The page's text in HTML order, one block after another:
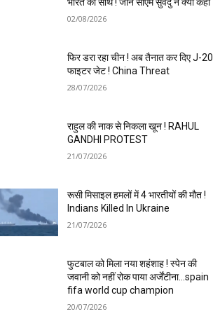
02/08/2026
फिर डरा रहा चीन ! अब तैनात कर दिए J-20
फाइटर जेट ! China Threat
28/07/2026
राहुल की नाक से निकला खून ! RAHUL
GANDHI PROTEST
21/07/2026
रूसी मिसाइल हमलों में 4 भारतीयों की मौत !
Indians Killed In Ukraine
21/07/2026
फुटबाल को मिला नया शहंशाह ! स्पेन की
जवानी को नहीं रोक पाया अर्जेंटीना…spain
fifa world cup champion
20/07/2026